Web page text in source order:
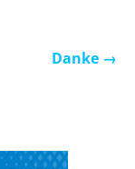
Danke →